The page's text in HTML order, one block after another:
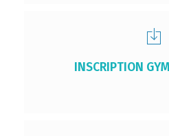
INSCRIPTION